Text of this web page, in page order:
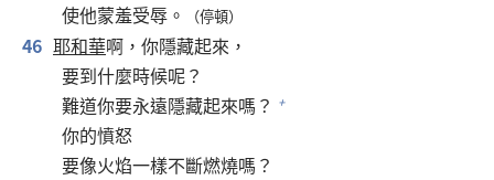
使他蒙羞受辱。
（停頓）
46 耶和華啊，你隱藏起來，
要到什麼時候呢？
難道你要永遠隱藏起來嗎？ +
你的憤怒
要像火焰一樣不斷燃燒嗎？